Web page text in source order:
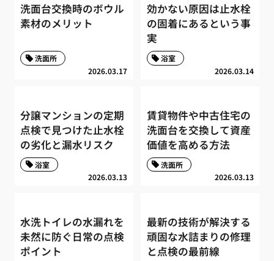
洗面台交換時のボウル
素材のメリット
2026.03.17
洗面所
効かない原因は止水栓
の固着にあるという事
実
2026.03.14
浴室
分譲マンションの定期
点検で見つけた止水栓
の劣化と漏水リスク
2026.03.13
浴室
賃貸物件や中古住宅の
洗面台を交換して資産
価値を高める方法
2026.03.13
洗面所
水洗トイレの水漏れを
未然に防ぐ日常の点検
ポイント
最新の技術が解決する
頑固な水詰まりの修理
と点検の最前線